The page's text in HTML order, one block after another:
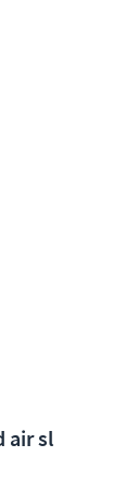
air sl